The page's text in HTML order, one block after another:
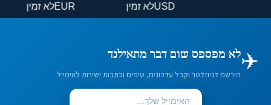
USDלא זמין EURלא זמין
✈️לא מפספס שום דבר מתאילנד
הירשם לניוזלטר וקבל עדכונים, טיפים וכתבות ישירות לאימייל